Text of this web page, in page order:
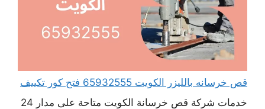
قص خرسانه بالليزر الكويت 65932555 فتح كور تكييف
خدمات شركة قص خرسانة الكويت متاحة على مدار 24